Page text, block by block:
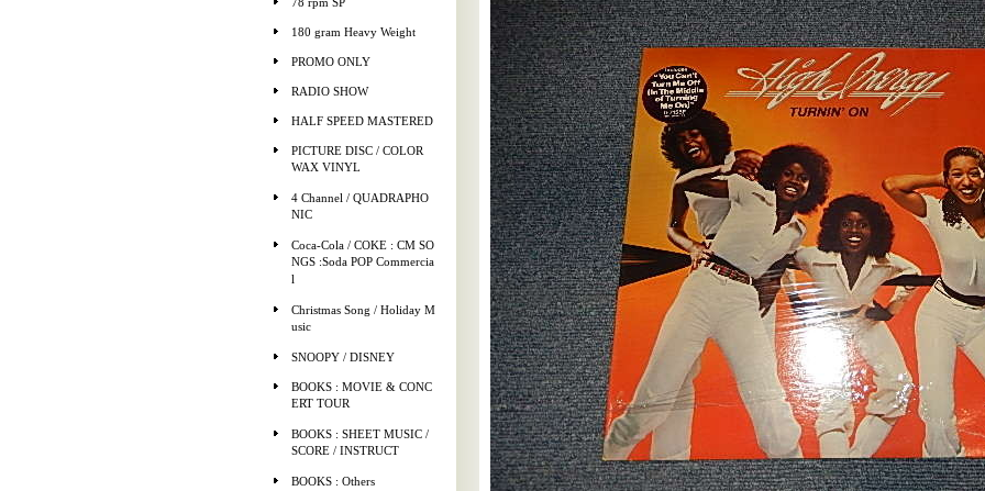
180 gram Heavy Weight
PROMO ONLY
RADIO SHOW
HALF SPEED MASTERED
PICTURE DISC / COLOR
WAX VINYL
4 Channel / QUADRAPHO
NIC
Coca-Cola / COKE : CM SO
NGS :Soda POP Commercia
l
Christmas Song / Holiday M
usic
SNOOPY / DISNEY
BOOKS : MOVIE & CONC
ERT TOUR
BOOKS : SHEET MUSIC /
SCORE / INSTRUCT
BOOKS : Others